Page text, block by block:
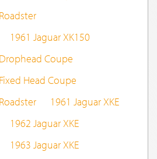
1961 Jaguar XK150
Coupe
Head Coupe
1961 Jaguar XKE
1962 Jaguar XKE
1963 Jaguar XKE